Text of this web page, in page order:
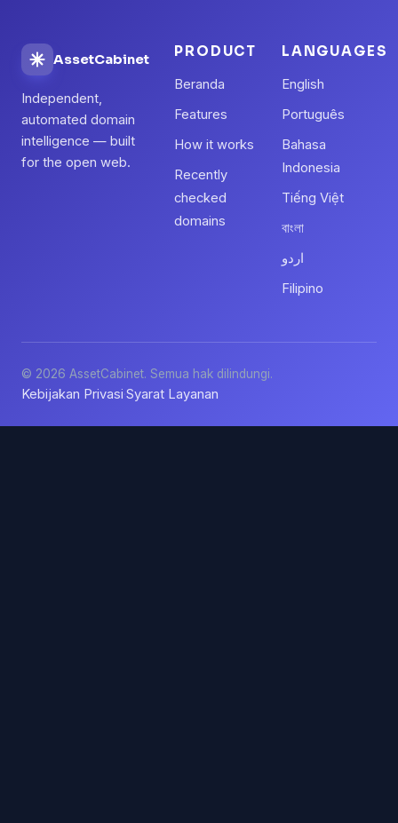
AssetCabinet
Independent,
automated domain
intelligence — built
for the open web.
PRODUCT
Beranda
Features
How it works
Recently
checked
domains
LANGUAGES
English
Português
Bahasa
Indonesia
Tiếng Việt
বাংলা
اردو
Filipino
© 2026 AssetCabinet. Semua hak dilindungi.
Kebijakan Privasi·Syarat Layanan